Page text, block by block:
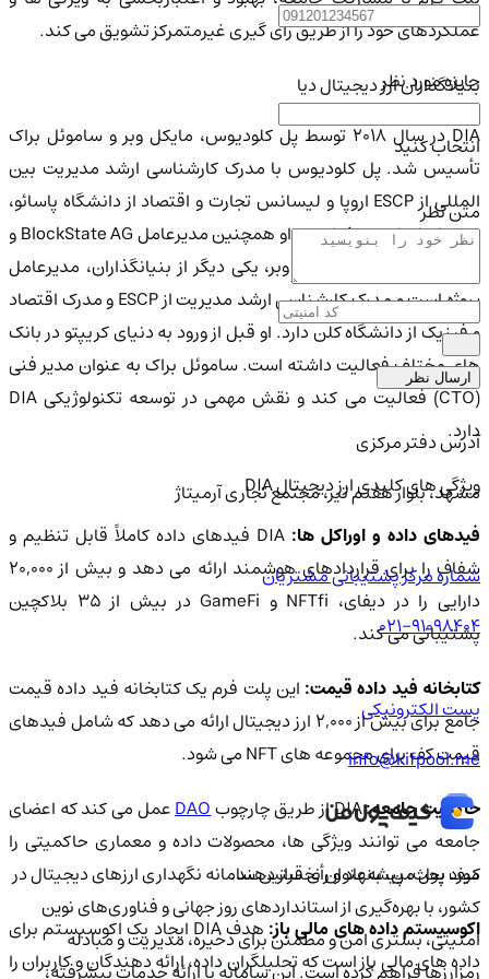
عملکردهای خود را از طریق رای گیری غیرمتمرکز تشویق می کند.
بنیانگذاران ارز دیجیتال دیا
DIA در سال ۲۰۱۸ توسط پل کلودیوس، مایکل وبر و ساموئل براک
تأسیس شد. پل کلودیوس با مدرک کارشناسی ارشد مدیریت بین
المللی از ESCP اروپا و لیسانس تجارت و اقتصاد از دانشگاه پاسائو،
چهره اصلی این پروژه است. او همچنین مدیرعامل BlockState AG و
c ventures است. مایکل وبر، یکی دیگر از بنیانگذاران، مدیرعامل
پروژه است و مدرک کارشناسی ارشد مدیریت از ESCP و مدرک اقتصاد
و فیزیک از دانشگاه کلن دارد. او قبل از ورود به دنیای کریپتو در بانک
های مختلف فعالیت داشته است. ساموئل براک به عنوان مدیر فنی
(CTO) فعالیت می کند و نقش مهمی در توسعه تکنولوژیکی DIA
دارد.
ویژگی های کلیدی ارز دیجیتال DIA
فیدهای داده و اوراکل ها:
DIA فیدهای داده کاملاً قابل تنظیم و
شفاف را برای قراردادهای هوشمند ارائه می دهد و بیش از ۲۰,۰۰۰
دارایی را در دیفای، NFTfi و GameFi در بیش از ۳۵ بلاکچین
پشتیبانی می کند.
کتابخانه فید داده قیمت:این پلت فرم یک کتابخانه فید داده قیمت
جامع برای بیش از ۲,۰۰۰ ارز دیجیتال ارائه می دهد که شامل فیدهای
قیمت کف برای مجموعه های NFT می شود.
حاکمیت جامعه:DIA از طریق چارچوب DAOعمل می کند که اعضای
جامعه می توانند ویژگی ها، محصولات داده و معماری حاکمیتی را
مورد بحث، پیشنهاد و رأی قرار دهند.
اکوسیستم داده های مالی باز:
هدف DIA ایجاد یک اکوسیستم برای
داده های مالی باز است که تحلیلگران داده، ارائه دهندگان و کاربران را
جایزه مورد نظر
انتخاب کنید
متن نظر
ارسال نظر
آدرس دفتر مرکزی
مشهد، بلوار هفتم تیر، مجتمع تجاری آرمیتاژ
شماره مرکز پشتیبانی مشتریان
021-91098404
پست الکترونیکی
info@kifpool.me
کیف‌ پول من، به‌عنوان نخستین سامانه نگهداری ارزهای دیجیتال در
کشور، با بهره‌گیری از استانداردهای روز جهانی و فناوری‌های نوین
امنیتی، بستری امن و مطمئن برای ذخیره، مدیریت و مبادله
رمزارزها فراهم کرده است. این سامانه با ارائه خدمات پیشرفته،